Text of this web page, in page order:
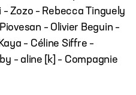
Zozo – Rebecca Tinguely
– Olivier Beguin –
– Céline Siffre –
– aline [k] – Compagnie